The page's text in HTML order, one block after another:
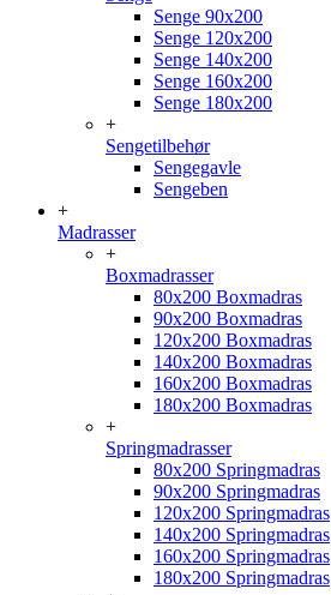
Senge 90x200
Senge 120x200
Senge 140x200
Senge 160x200
Senge 180x200
+
Sengetilbehør
Sengegavle
Sengeben
+
Madrasser
+
Boxmadrasser
80x200 Boxmadras
90x200 Boxmadras
120x200 Boxmadras
140x200 Boxmadras
160x200 Boxmadras
180x200 Boxmadras
+
Springmadrasser
80x200 Springmadras
90x200 Springmadras
120x200 Springmadras
140x200 Springmadras
160x200 Springmadras
180x200 Springmadras